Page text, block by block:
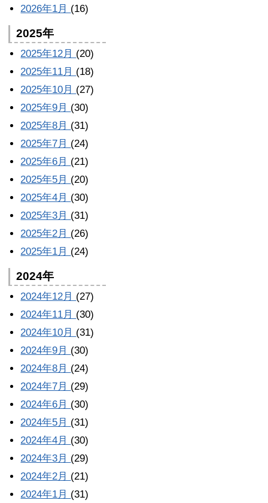
2026年1月 (16)
2025年
2025年12月 (20)
2025年11月 (18)
2025年10月 (27)
2025年9月 (30)
2025年8月 (31)
2025年7月 (24)
2025年6月 (21)
2025年5月 (20)
2025年4月 (30)
2025年3月 (31)
2025年2月 (26)
2025年1月 (24)
2024年
2024年12月 (27)
2024年11月 (30)
2024年10月 (31)
2024年9月 (30)
2024年8月 (24)
2024年7月 (29)
2024年6月 (30)
2024年5月 (31)
2024年4月 (30)
2024年3月 (29)
2024年2月 (21)
2024年1月 (31)